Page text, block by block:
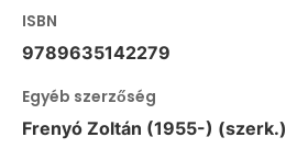
ISBN
9789635142279
Egyéb szerzőség
Frenyó Zoltán (1955-) (szerk.)